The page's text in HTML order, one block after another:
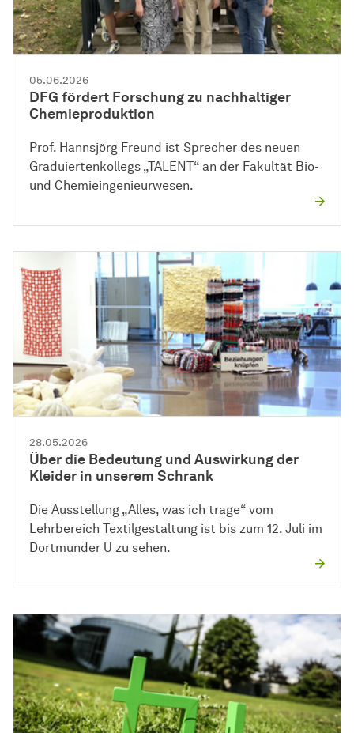
05.06.2026
DFG fördert Forschung zu nachhaltiger
Chemieproduktion
Prof. Hannsjörg Freund ist Sprecher des neuen
Graduiertenkollegs „TALENT“ an der Fakultät Bio-
und Chemieingenieurwesen.
28.05.2026
Über die Bedeutung und Auswirkung der
Kleider in unserem Schrank
Die Ausstellung „Alles, was ich trage“ vom
Lehrbereich Textilgestaltung ist bis zum 12. Juli im
Dortmunder U zu sehen.